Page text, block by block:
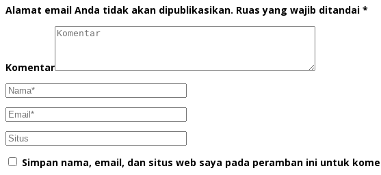
Alamat email Anda tidak akan dipublikasikan. Ruas yang wajib ditandai *
Komentar
Simpan nama, email, dan situs web saya pada peramban ini untuk